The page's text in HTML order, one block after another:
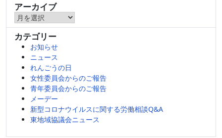
アーカイブ
ア
ー
カ
カテゴリー
お知らせ
ニュース
れんごうの日
女性委員会からのご報告
青年委員会からのご報告
メーデー
新型コロナウイルスに関する労働相談Q&A
東地域協議会ニュース